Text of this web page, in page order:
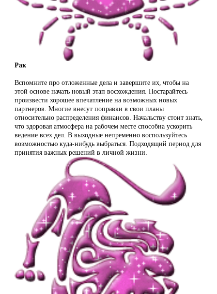
Рак
Вспомните про отложенные дела и завершите их, чтобы на
этой основе начать новый этап восхождения. Постарайтесь
произвести хорошее впечатление на возможных новых
партнеров. Многие внесут поправки в свои планы
относительно распределения финансов. Начальству стоит знать,
что здоровая атмосфера на рабочем месте способна ускорить
ведение всех дел. В выходные непременно воспользуйтесь
возможностью куда-нибудь выбраться. Подходящий период для
принятия важных решений в личной жизни.